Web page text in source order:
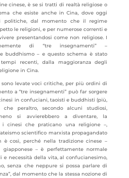
cinese, è se si tratti di realtà religiose o
che esiste anche in Cina, dove oggi
politiche, dal momento che il regime
le religioni, e per numerose correnti e
presentandosi come non religiose. I
di “tre insegnamenti” –
buddhismo – e questo schema è stato
recenti, dalla maggioranza degli
in Cina.
sono levate voci critiche, per più ordini di
a “tre insegnamenti” può far sorgere
in confuciani, taoisti e buddhisti (più,
che peraltro, secondo alcuni studiosi,
si avvierebbero a diventare, la
i cinesi che praticano una religione –,
scientifico marxista propagandato
è così, perché nella tradizione cinese –
– è perfettamente normale
e necessità della vita, al confucianesimo,
senza che neppure si possa parlare di
dal momento che la stessa nozione di